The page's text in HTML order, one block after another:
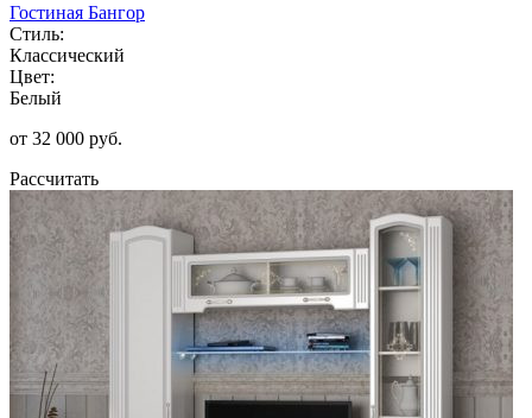
Гостиная Бангор
Стиль:
Классический
Цвет:
Белый
от 32 000 руб.
Рассчитать